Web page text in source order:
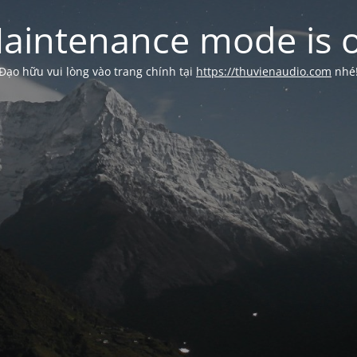
mode is
hữu vui lòng vào trang chính tại https://thuvienaudio.com